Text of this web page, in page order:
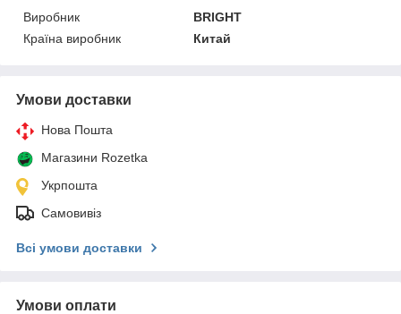
Виробник
BRIGHT
Країна виробник
Китай
Умови доставки
Нова Пошта
Магазини Rozetka
Укрпошта
Самовивіз
Всі умови доставки
Умови оплати